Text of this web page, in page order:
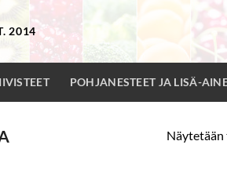
2014
POHJANESTEET JA LISÄ-